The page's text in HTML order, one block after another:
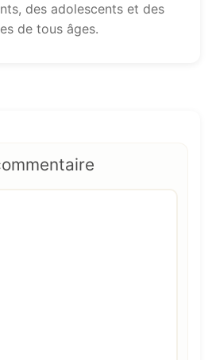
des adolescents et des
de tous âges.